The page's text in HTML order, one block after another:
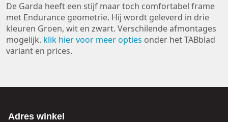
De Garda heeft een stijf maar toch comfortabel frame
met Endurance geometrie. Hij wordt geleverd in drie
kleuren Groen, wit en zwart. Verschilende afmontages
mogelijk. klik hier voor meer opties onder het TABblad
variant en prices.
Adres winkel